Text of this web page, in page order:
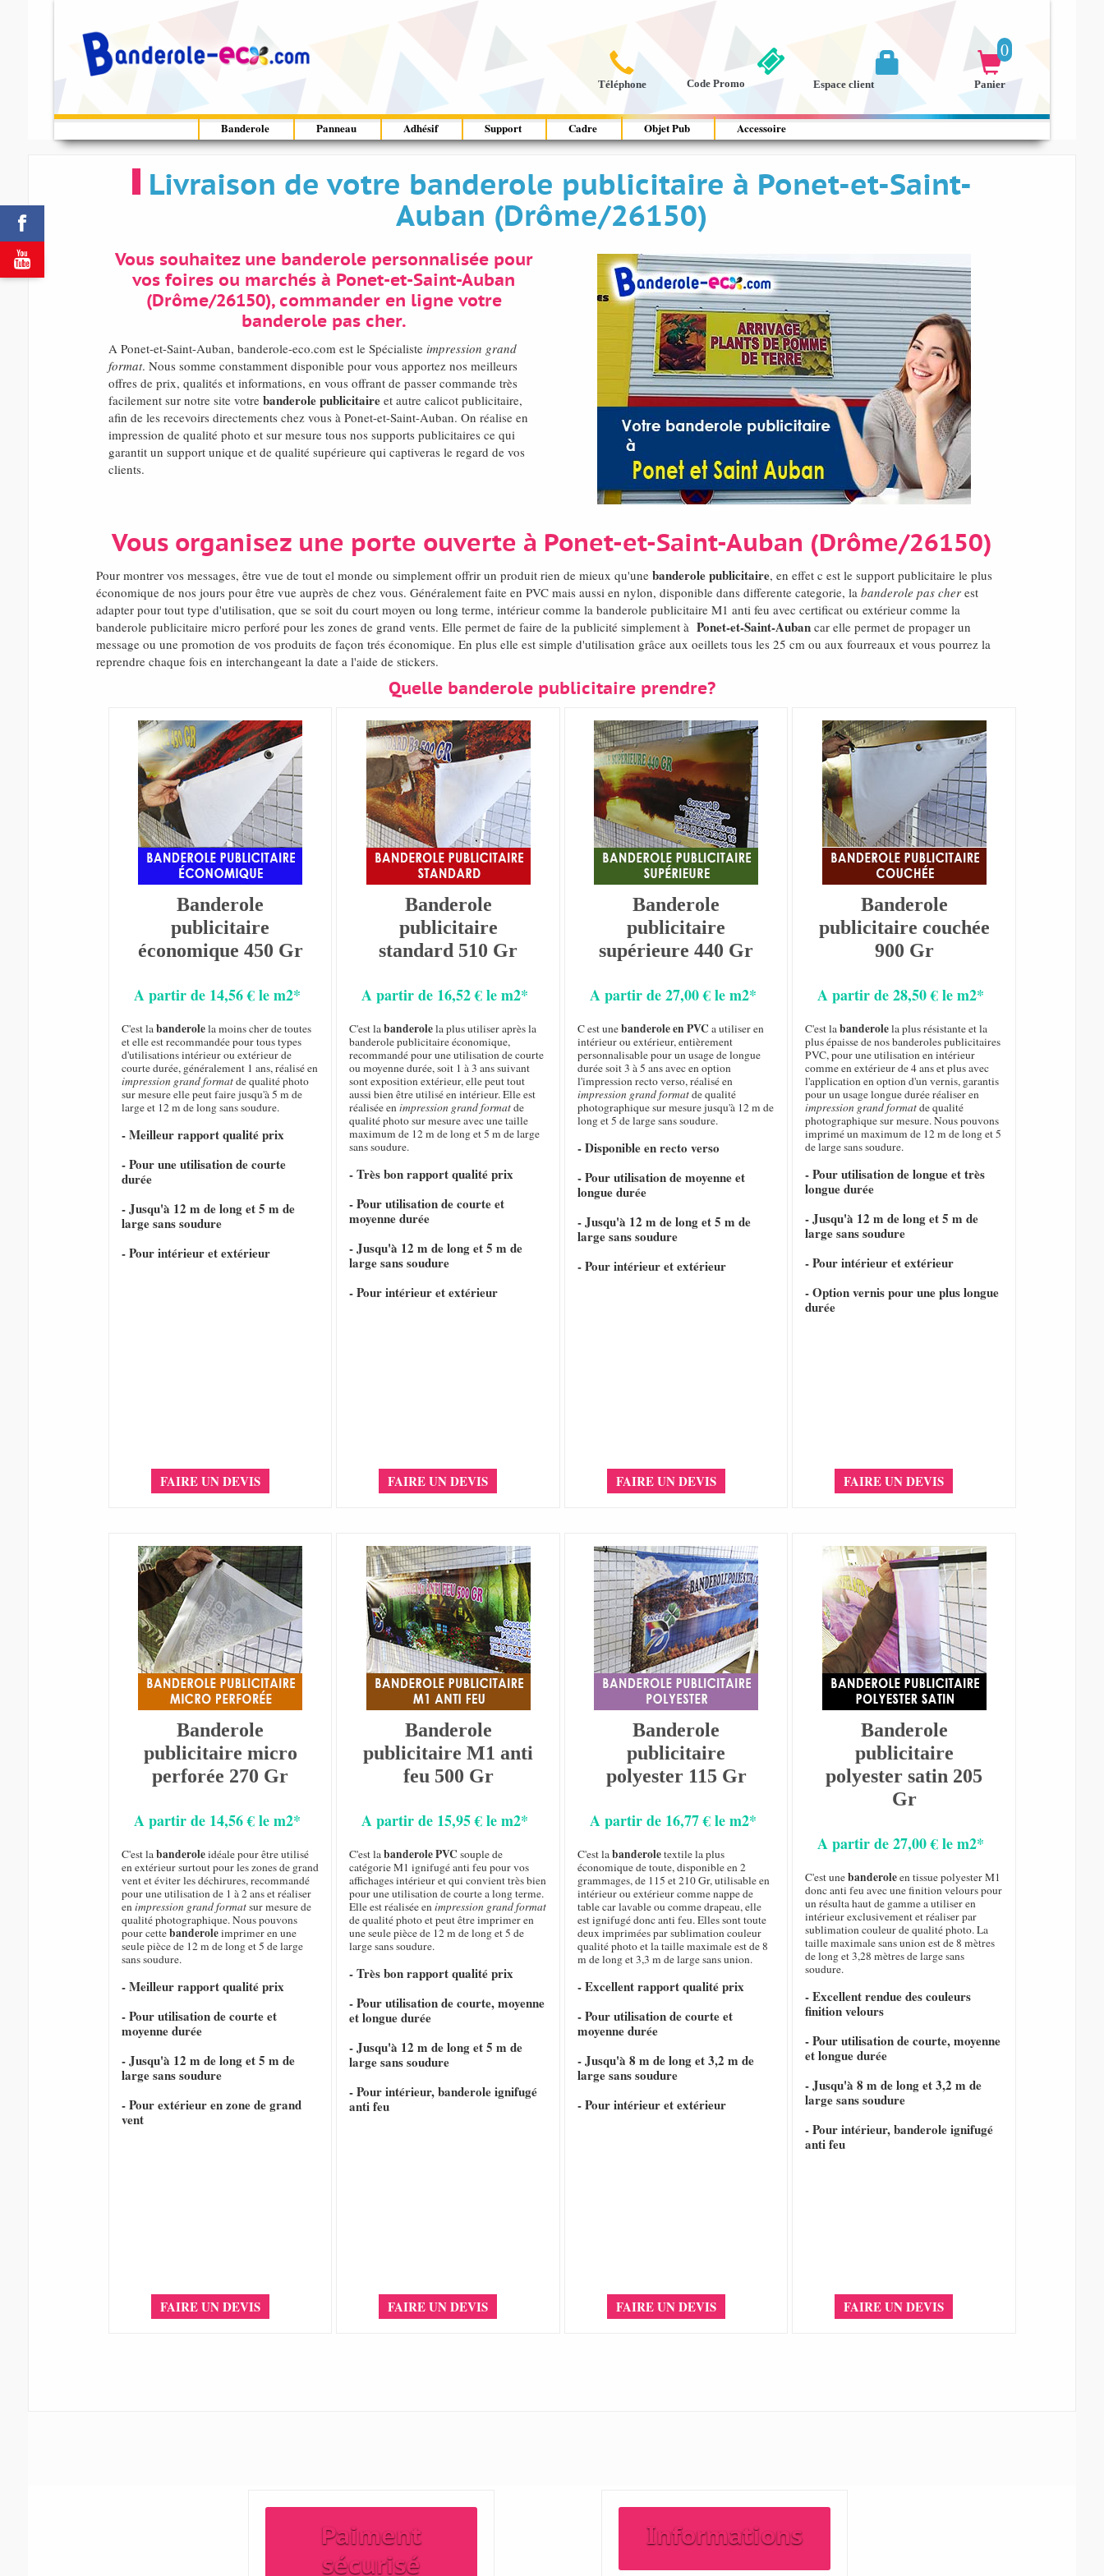



Téléphone
0

Panier

Espace client
Code Promo
Banderole Panneau Adhésif Support Cadre Objet Pub Accessoire
Livraison de votre banderole publicitaire à Ponet-et-Saint-
Auban (Drôme/26150)
Vous souhaitez une banderole personnalisée pour
vos foires ou marchés à Ponet-et-Saint-Auban
(Drôme/26150), commander en ligne votre
banderole pas cher.
A Ponet-et-Saint-Auban, banderole-eco.com est le Spécialiste impression grand
format. Nous somme constamment disponible pour vous apportez nos meilleurs
offres de prix, qualités et informations, en vous offrant de passer commande très
facilement sur notre site votre banderole publicitaireet autre calicot publicitaire,
afin de les recevoirs directements chez vous à Ponet-et-Saint-Auban. On réalise en
impression de qualité photo et sur mesure tous nos supports publicitaires ce qui
garantit un support unique et de qualité supérieure qui captiveras le regard de vos
clients.
Vous organisez une porte ouverte à Ponet-et-Saint-Auban (Drôme/26150)
Pour montrer vos messages, être vue de tout el monde ou simplement offrir un produit rien de mieux qu'une banderole publicitaire, en effet c est le support publicitaire le plus
économique de nos jours pour être vue auprès de chez vous. Généralement faite en PVC mais aussi en nylon, disponible dans differente categorie, la banderole pas cherest
adapter pour tout type d'utilisation, que se soit du court moyen ou long terme, intérieur comme la banderole publicitaire M1 anti feu avec certificat ou extérieur comme la
banderole publicitaire micro perforé pour les zones de grand vents. Elle permet de faire de la publicité simplement à Ponet-et-Saint-Aubancar elle permet de propager un
message ou une promotion de vos produits de façon trés économique. En plus elle est simple d'utilisation grâce aux oeillets tous les 25 cm ou aux fourreaux et vous pourrez la
reprendre chaque fois en interchangeant la date a l'aide de stickers.
Quelle banderole publicitaire prendre?
Banderole
publicitaire
économique 450 Gr
A partir de 14,56 € le m2*
C'est labanderolela moins cher de toutes
et elle est recommandée pour tous types
d'utilisations intérieur ou extérieur de
courte durée, généralement 1 ans, réalisé en
impression grand formatde qualité photo
sur mesure elle peut faire jusqu'à 5 m de
large et 12 m de long sans soudure.
- Meilleur rapport qualité prix
- Pour une utilisation de courte
durée
- Jusqu'à 12 m de long et 5 m de
large sans soudure
- Pour intérieur et extérieur
FAIRE UN DEVIS
Banderole
publicitaire
standard 510 Gr
A partir de 16,52 € le m2*
C'est labanderolela plus utiliser après la
banderole publicitaire économique,
recommandé pour une utilisation de courte
ou moyenne durée, soit 1 à 3 ans suivant
sont exposition extérieur, elle peut tout
aussi bien être utilisé en intérieur. Elle est
réalisée enimpression grand formatde
qualité photo sur mesure avec une taille
maximum de 12 m de long et 5 m de large
sans soudure.
- Très bon rapport qualité prix
- Pour utilisation de courte et
moyenne durée
- Jusqu'à 12 m de long et 5 m de
large sans soudure
- Pour intérieur et extérieur
FAIRE UN DEVIS
Banderole
publicitaire
supérieure 440 Gr
A partir de 27,00 € le m2*
C est unebanderole en PVC a utiliser en
intérieur ou extérieur, entièrement
personnalisable pour un usage de longue
durée soit 3 à 5 ans avec en option
l'impression recto verso, réalisé en
impression grand formatde qualité
photographique sur mesure jusqu'à 12 m de
long et 5 de large sans soudure.
- Disponible en recto verso
- Pour utilisation de moyenne et
longue durée
- Jusqu'à 12 m de long et 5 m de
large sans soudure
- Pour intérieur et extérieur
FAIRE UN DEVIS
Banderole
publicitaire couchée
900 Gr
A partir de 28,50 € le m2*
C'est labanderolela plus résistante et la
plus épaisse de nos banderoles publicitaires
PVC, pour une utilisation en intérieur
comme en extérieur de 4 ans et plus avec
l'application en option d'un vernis, garantis
pour un usage longue durée réaliser en
impression grand formatde qualité
photographique sur mesure. Nous pouvons
imprimé un maximum de 12 m de long et 5
de large sans soudure.
- Pour utilisation de longue et très
longue durée
- Jusqu'à 12 m de long et 5 m de
large sans soudure
- Pour intérieur et extérieur
- Option vernis pour une plus longue
durée
FAIRE UN DEVIS
Banderole
publicitaire micro
perforée 270 Gr
A partir de 14,56 € le m2*
C'est labanderoleidéale pour être utilisé
en extérieur surtout pour les zones de grand
vent et éviter les déchirures, recommandé
pour une utilisation de 1 à 2 ans et réaliser
enimpression grand formatsur mesure de
qualité photographique. Nous pouvons
pour cettebanderoleimprimer en une
seule pièce de 12 m de long et 5 de large
sans soudure.
- Meilleur rapport qualité prix
- Pour utilisation de courte et
moyenne durée
- Jusqu'à 12 m de long et 5 m de
large sans soudure
- Pour extérieur en zone de grand
vent
FAIRE UN DEVIS
Banderole
publicitaire M1 anti
feu 500 Gr
A partir de 15,95 € le m2*
C'est labanderole PVC souple de
catégorie M1 ignifugé anti feu pour vos
affichages intérieur et qui convient très bien
pour une utilisation de courte a long terme.
Elle est réalisée enimpression grand format
de qualité photo et peut être imprimer en
une seule pièce de 12 m de long et 5 de
large sans soudure.
- Très bon rapport qualité prix
- Pour utilisation de courte, moyenne
et longue durée
- Jusqu'à 12 m de long et 5 m de
large sans soudure
- Pour intérieur, banderole ignifugé
anti feu
FAIRE UN DEVIS
Banderole
publicitaire
polyester 115 Gr
A partir de 16,77 € le m2*
C'est labanderoletextile la plus
économique de toute, disponible en 2
grammages, de 115 et 210 Gr, utilisable en
intérieur ou extérieur comme nappe de
table car lavable ou comme drapeau, elle
est ignifugé donc anti feu. Elles sont toute
deux imprimées par sublimation couleur
qualité photo et la taille maximale est de 8
m de long et 3,3 m de large sans union.
- Excellent rapport qualité prix
- Pour utilisation de courte et
moyenne durée
- Jusqu'à 8 m de long et 3,2 m de
large sans soudure
- Pour intérieur et extérieur
FAIRE UN DEVIS
Banderole
publicitaire
polyester satin 205
Gr
A partir de 27,00 € le m2*
C'est unebanderoleen tissue polyester M1
donc anti feu avec une finition velours pour
un résulta haut de gamme a utiliser en
intérieur exclusivement et réaliser par
sublimation couleur de qualité photo. La
taille maximale sans union est de 8 mètres
de long et 3,28 mètres de large sans
soudure.
- Excellent rendue des couleurs
finition velours
- Pour utilisation de courte, moyenne
et longue durée
- Jusqu'à 8 m de long et 3,2 m de
large sans soudure
- Pour intérieur, banderole ignifugé
anti feu
FAIRE UN DEVIS
Paiment
sécurisé
Informations